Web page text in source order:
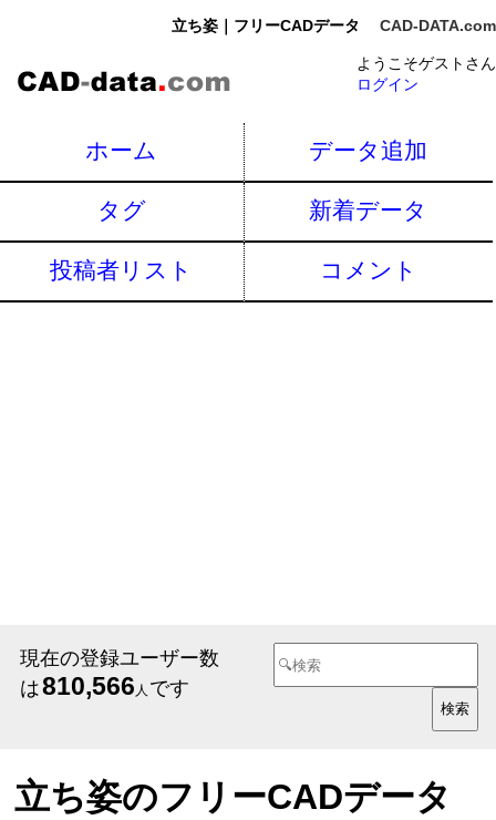
立ち姿｜フリーCADデータ CAD-DATA.com
ようこそゲストさん
ログイン
ホーム データ追加
タグ 新着データ
投稿者リスト コメント
現在の登録ユーザー数
は810,566 人 です
立ち姿のフリーCADデータ